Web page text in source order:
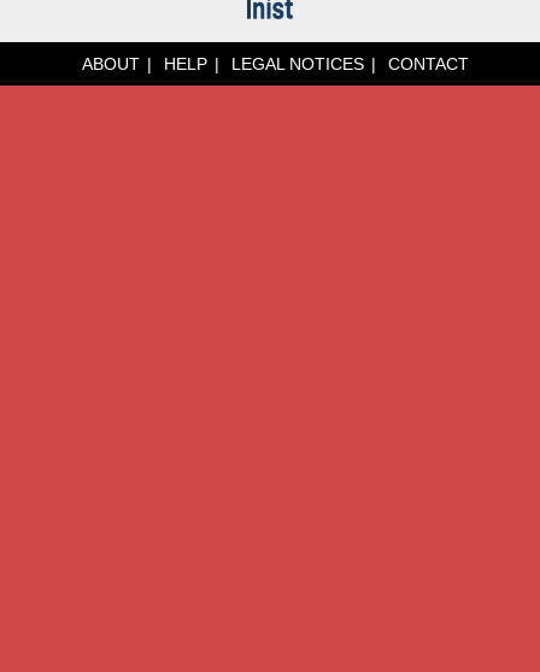
ABOUT HELP LEGAL NOTICES CONTACT